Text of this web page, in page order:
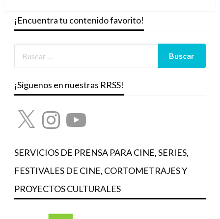
¡Encuentra tu contenido favorito!
¡Síguenos en nuestras RRSS!
X InstagramYouTube
SERVICIOS DE PRENSA PARA CINE, SERIES,
FESTIVALES DE CINE, CORTOMETRAJES Y
PROYECTOS CULTURALES